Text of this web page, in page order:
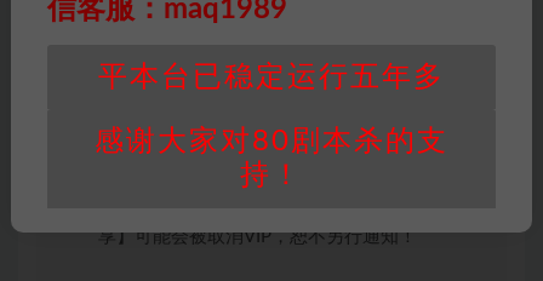
积分说明
∶剧本杀下载所需积分非剧本杀资源自
站整理资料的时间成本及网站运营所需支出费
重要提醒∶任何情况下，本站及相关人士对于访
问或购买使用引起的任何行为和纠纷，本站概不
享】可能会被取消VIP，恕不另行通知！
信客服：maq1989
平本台已稳定运行五年多
感谢大家对80剧本杀的支
持！